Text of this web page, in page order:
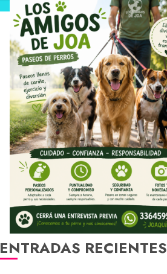
ENTRADAS RECIENTES